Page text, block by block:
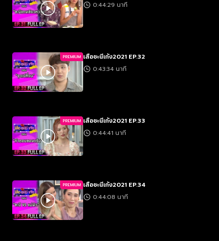
0:44:29 นาที
PREMIUM เสือชะนีเก้ง2021 EP.32
0:43:34 นาที
PREMIUM เสือชะนีเก้ง2021 EP.33
0:44:41 นาที
PREMIUM เสือชะนีเก้ง2021 EP.34
0:44:08 นาที